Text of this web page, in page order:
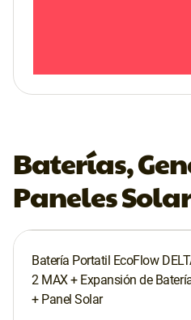
Baterías,
Paneles
Batería Portatil EcoFlow
2 MAX + Expansión de
+ Panel Solar